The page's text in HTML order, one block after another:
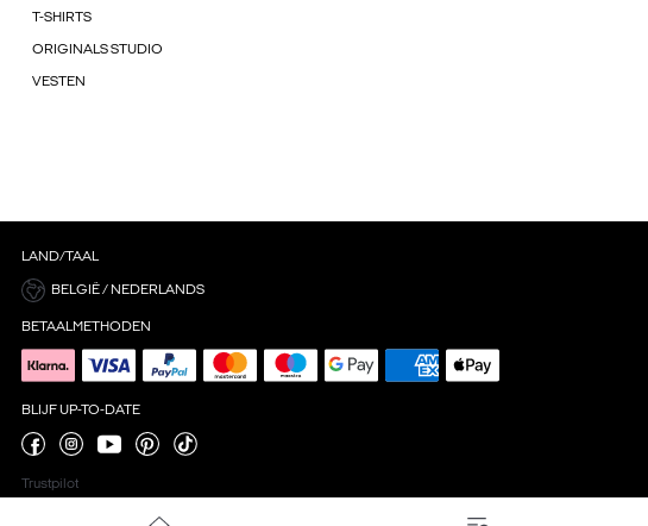
T-SHIRTS
ORIGINALS STUDIO
VESTEN
LAND/TAAL
BELGIË / NEDERLANDS
BETAALMETHODEN
BLIJF UP-TO-DATE
Trustpilot